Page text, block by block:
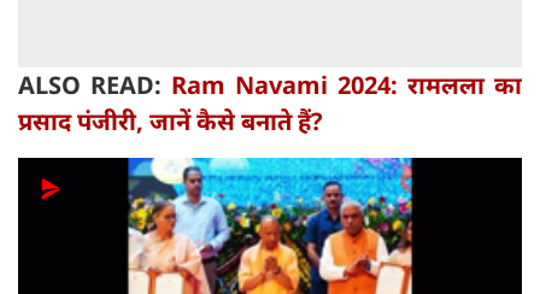
ALSO READ: Ram Navami 2024: रामलला का
प्रसाद पंजीरी, जानें कैसे बनाते हैं?